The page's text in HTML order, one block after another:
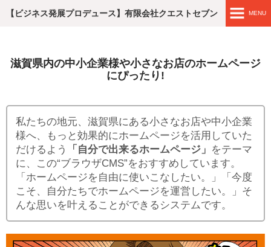
【ビジネス発展プロデュース】有限会社クエストセブン MENU
エンジニア レコメンド
ブラウザCMSを始めよう！
WEB制作実績
簡単なブラウザCMSの編集
ブラウザCMSの料金
滋賀県内の中小企業様や小さなお店のホームページ
にぴったり!
私たちの地元、滋賀県にある小さなお店や中小企業
様へ、もっと効果的にホームページを活用していた
だけるよう
「自分で出来るホームページ」 をテーマ
に、この“ブラウザCMS”をおすすめしています。
「ホームページを自由に使いこなしたい。」「今度
こそ、自分たちでホームページを運営したい。」そ
んな思いを叶えることができるシステムです。